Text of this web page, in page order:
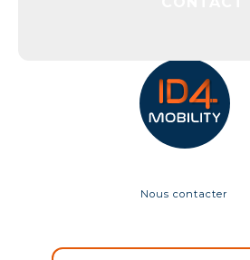
Nous contacter